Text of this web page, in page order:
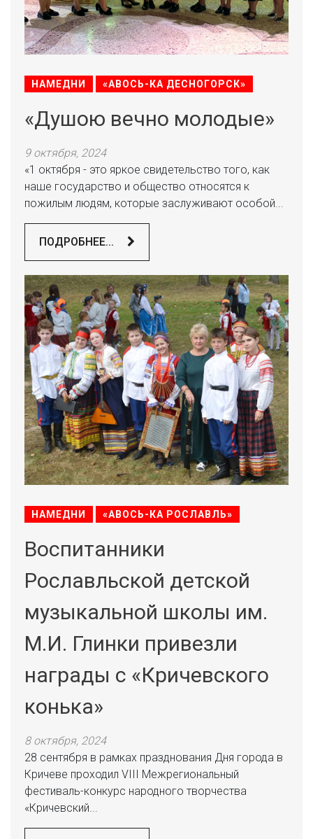
НАМЕДНИ «АВОСЬ-КА ДЕСНОГОРСК»
«Душою вечно молодые»
9 октября, 2024
«1 октября - это яркое свидетельство того, как
наше государство и общество относятся к
пожилым людям, которые заслуживают особой...
ПОДРОБНЕЕ...
НАМЕДНИ «АВОСЬ-КА РОСЛАВЛЬ»
Воспитанники
Рославльской детской
музыкальной школы им.
М.И. Глинки привезли
награды с «Кричевского
конька»
8 октября, 2024
28 сентября в рамках празднования Дня города в
Кричеве проходил VIII Межрегиональный
фестиваль-конкурс народного творчества
«Кричевский...